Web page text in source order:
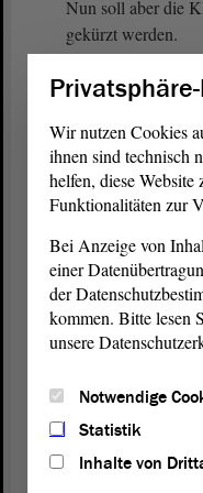
Nun soll aber die
gekürzt werden.
(Matthias Büttner,
Ich sage es in
nicht die
dieses Messer
(Matthias Büttner,
allerdings!)
Nach dem
Polizeibeamten
das uns alle
angesprochen.
Afghanistan und
Wir nutzen Cookies
ihnen sind technisch
helfen, diese Website
Funktionalitäten zur
Bei Anzeige von
einer
der
kommen. Bitte lesen
unsere
Notwendige
Statistik
Inhalte von